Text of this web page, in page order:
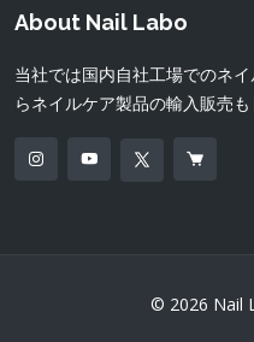
About Nail Labo
当社では国内自社工場でのネ
らネイルケア製品の輸入販売も
© 2026 Nail